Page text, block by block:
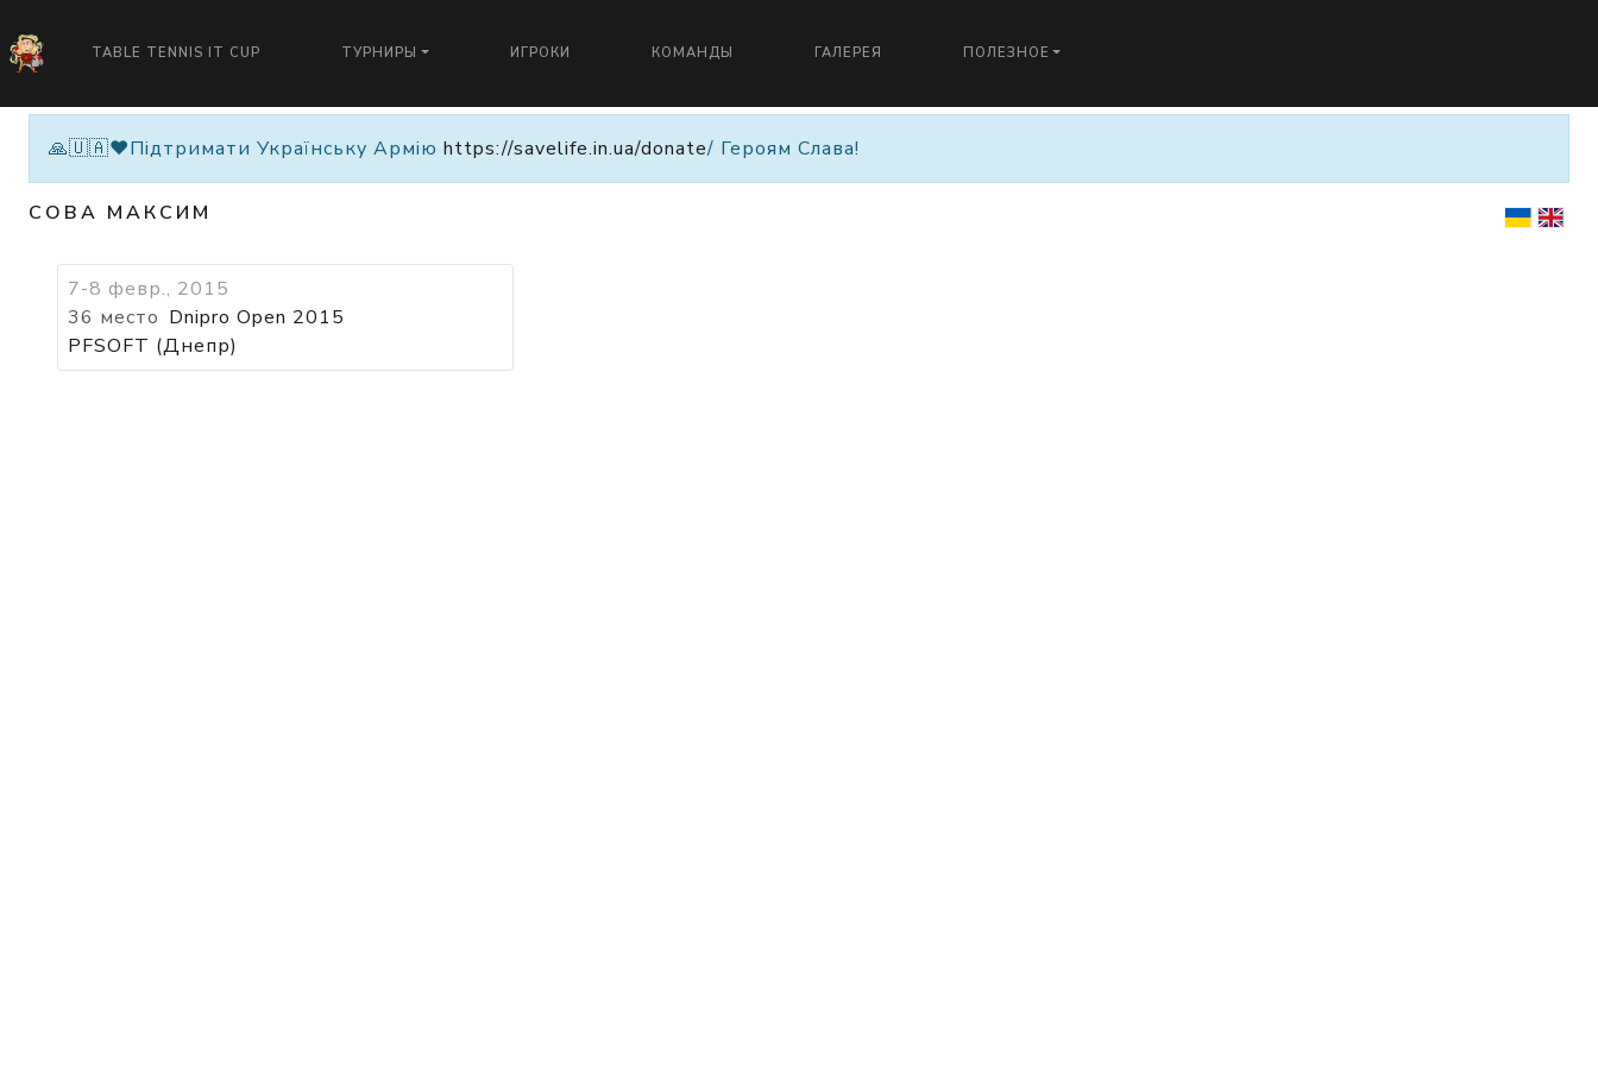
TABLE TENNIS IT CUP ТУРНИРЫ ИГРОКИ КОМАНДЫ ГАЛЕРЕЯ ПОЛЕЗНОЕ
🙏🇺🇦❤️Підтримати Українську Армію https://savelife.in.ua/donate/ Героям Слава!
СОВА МАКСИМ
7-8 февр., 2015
36 место Dnipro Open 2015
PFSOFT (Днепр)